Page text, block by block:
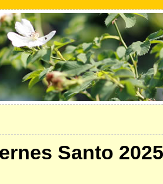
Santo 2025